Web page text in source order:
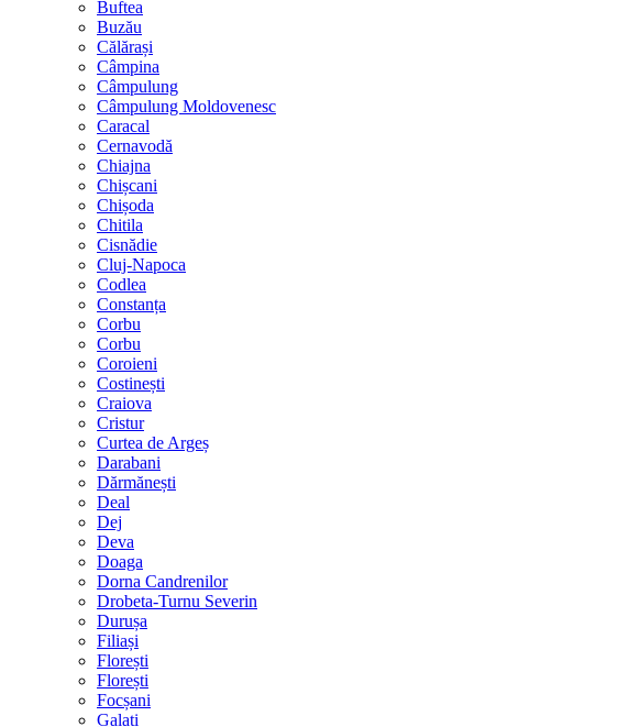
Buftea
Buzău
Călărași
Câmpina
Câmpulung
Câmpulung Moldovenesc
Caracal
Cernavodă
Chiajna
Chișcani
Chișoda
Chitila
Cisnădie
Cluj-Napoca
Codlea
Constanța
Corbu
Corbu
Coroieni
Costinești
Craiova
Cristur
Curtea de Argeș
Darabani
Dărmănești
Deal
Dej
Deva
Doaga
Dorna Candrenilor
Drobeta-Turnu Severin
Durușa
Filiași
Florești
Florești
Focșani
Galați